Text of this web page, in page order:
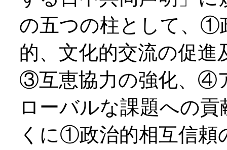
の五つの柱として、①
的、文化的交流の促
③互恵協力の強化、④
ローバルな課題への
くに①政治的相互信頼